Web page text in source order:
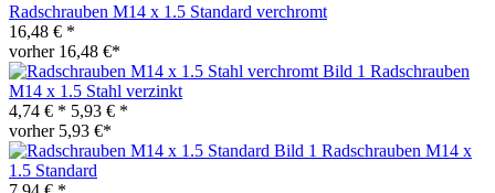
Radschrauben M14 x 1.5 Standard verchromt
16,48 € *
vorher 16,48 €*
Radschrauben
M14 x 1.5 Stahl verzinkt
4,74 € * 5,93 € *
vorher 5,93 €*
Radschrauben M14 x
1.5 Standard